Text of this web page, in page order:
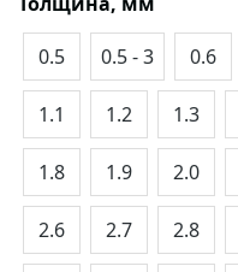
0.5
0.5 - 3 0.6
1.1 1.2 1.3
1.8 1.9 2.0
2.6 2.7 2.8